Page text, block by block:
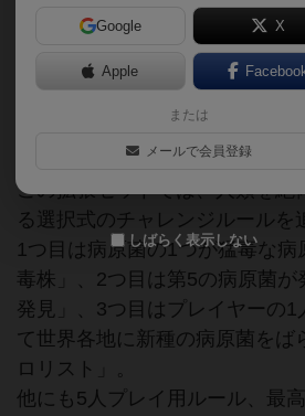
協力ゲームで有名な、あの
の拡張セット
拡
この拡張セットでは、人類を絶
る選択式のチャレンジルールを
1つ目は病原菌の1つが猛毒な
毒株」、2つ目は第5の病原菌が
発見」、3つ目はプレイヤーの1
て世界各地に新種の病原菌をば
ロリスト」。
他にも5人プレイ用ルール、最
Google X
Apple
または
メールで会員登録
しばらく表示しない